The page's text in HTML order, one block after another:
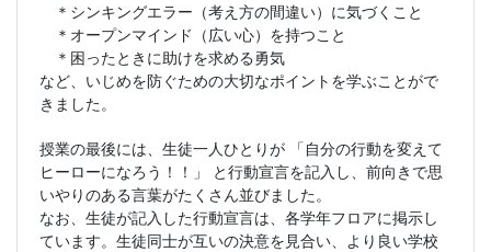
＊シンキングエラー（考え方の間違い）に気づくこと
＊オープンマインド（広い心）を持つこと
＊困ったときに助けを求める勇気
など、いじめを防ぐための大切なポイントを学ぶことがで
きました。
授業の最後には、生徒一人ひとりが 「自分の行動を変えて
ヒーローになろう！！」 と行動宣言を記入し、前向きで思
いやりのある言葉がたくさん並びました。
なお、生徒が記入した行動宣言は、各学年フロアに掲示し
ています。生徒同士が互いの決意を見合い、より良い学校